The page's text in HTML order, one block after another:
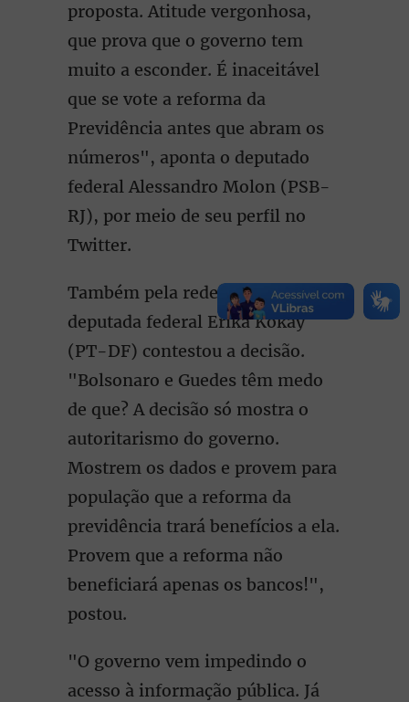
proposta. Atitude vergonhosa,
que prova que o governo tem
muito a esconder. É inaceitável
que se vote a reforma da
Previdência antes que abram os
números", aponta o deputado
federal Alessandro Molon (PSB-
RJ), por meio de seu perfil no
Twitter.
Também pela rede social, a
deputada federal Erika Kokay
(PT-DF) contestou a decisão.
"Bolsonaro e Guedes têm medo
de que? A decisão só mostra o
autoritarismo do governo.
Mostrem os dados e provem para
população que a reforma da
previdência trará benefícios a ela.
Provem que a reforma não
beneficiará apenas os bancos!",
postou.
"O governo vem impedindo o
acesso à informação pública. Já